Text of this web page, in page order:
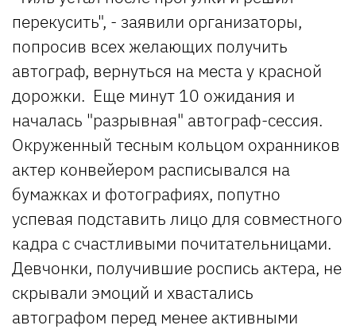
перекусить", - заявили организаторы,
попросив всех желающих получить
автограф, вернуться на места у красной
дорожки. Еще минут 10 ожидания и
началась "разрывная" автограф-сессия.
Окруженный тесным кольцом охранников
актер конвейером расписывался на
бумажках и фотографиях, попутно
успевая подставить лицо для совместного
кадра с счастливыми почитательницами.
Девчонки, получившие роспись актера, не
скрывали эмоций и хвастались
автографом перед менее активными